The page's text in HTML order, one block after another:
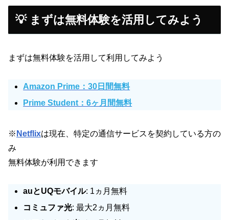
💡 まずは無料体験を活用してみよう
まずは無料体験を活用して利用してみよう
Amazon Prime：30日間無料
Prime Student：6ヶ月間無料
※ Netflixは現在、特定の通信サービスを契約している方の
み
無料体験が利用できます
auとUQモバイル: 1ヵ月無料
コミュファ光: 最大2ヵ月無料